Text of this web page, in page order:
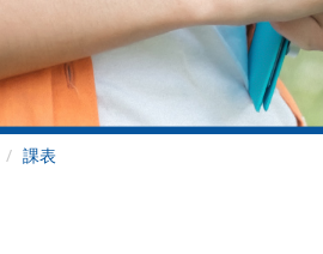
課表